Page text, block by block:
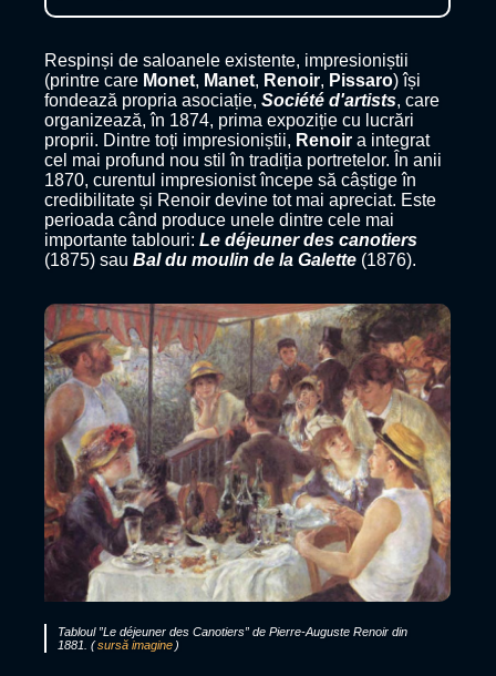
Respinși de saloanele existente, impresioniștii
(printre care Monet, Manet, Renoir, Pissaro) își
fondează propria asociație, Société d'artists, care
organizează, în 1874, prima expoziție cu lucrări
proprii. Dintre toți impresioniștii, Renoir a integrat
cel mai profund nou stil în tradiția portretelor. În anii
1870, curentul impresionist începe să câștige în
credibilitate și Renoir devine tot mai apreciat. Este
perioada când produce unele dintre cele mai
importante tablouri: Le déjeuner des canotiers
(1875) sau Bal du moulin de la Galette (1876).
Tabloul ”Le déjeuner des Canotiers” de Pierre-Auguste Renoir din
1881. (sursă imagine )